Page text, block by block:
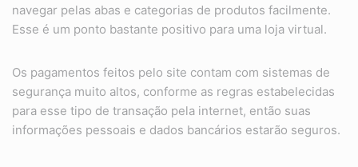
navegar pelas abas e categorias de produtos facilmente.
Esse é um ponto bastante positivo para uma loja virtual.
Os pagamentos feitos pelo site contam com sistemas de
segurança muito altos, conforme as regras estabelecidas
para esse tipo de transação pela internet, então suas
informações pessoais e dados bancários estarão seguros.